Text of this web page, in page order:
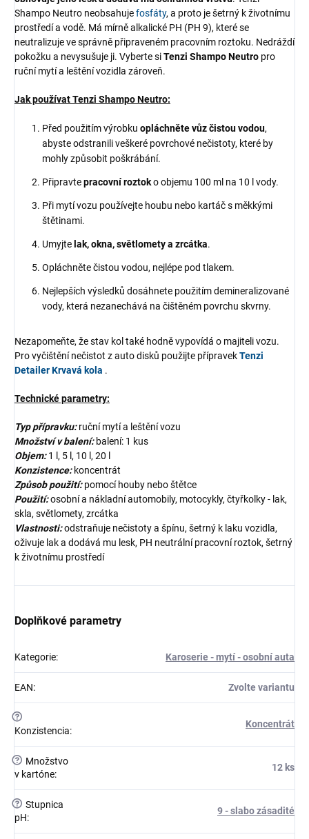
Shampo Neutro neobsahujefosfáty, a proto je šetrný k životnímu
prostředí a vodě. Má mírně alkalické PH (PH 9), které se
neutralizuje ve správně připraveném pracovním roztoku. Nedráždí
pokožku a nevysušuje ji. Vyberte siTenzi Shampo Neutro pro
ruční mytí a leštění vozidla zároveň.
Jak používat Tenzi Shampo Neutro:
Před použitím výrobku opláchněte vůz čistou vodou,
abyste odstranili veškeré povrchové nečistoty, které by
mohly způsobit poškrábání.
Připravtepracovní roztoko objemu 100 ml na 10 l vody.
Při mytí vozu používejte houbu nebo kartáč s měkkými
štětinami.
Umyjte lak, okna, světlomety a zrcátka.
Opláchněte čistou vodou, nejlépe pod tlakem.
Nejlepších výsledků dosáhnete použitím demineralizované
vody, která nezanechává na čištěném povrchu skvrny.
Nezapomeňte, že stav kol také hodně vypovídá o majiteli vozu.
Pro vyčištění nečistot z auto disků použijte přípravekTenzi
Detailer Krvavá kola .
Technické parametry:
Typ přípravku:ruční mytí a leštění vozu
Množství v balení: balení: 1 kus
Objem: 1 l, 5 l, 10 l, 20 l
Konzistence: koncentrát
Způsob použití: pomocí houby nebo štětce
Použití:osobní a nákladní automobily, motocykly, čtyřkolky - lak,
skla, světlomety, zrcátka
Vlastnosti:odstraňuje nečistoty a špínu, šetrný k laku vozidla,
oživuje lak a dodává mu lesk, PH neutrální pracovní roztok, šetrný
k životnímu prostředí
Doplňkové parametry
Kategorie: Karoserie - mytí - osobní auta
EAN: Zvolte variantu
?
Konzistencia:
Koncentrát
?
Množstvo
v kartóne:
12 ks
? Stupnica
pH:
9 - slabo zásadité